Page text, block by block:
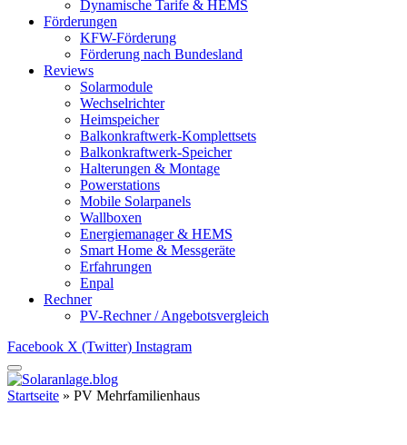
Dynamische Tarife & HEMS
Förderungen
KFW-Förderung
Förderung nach Bundesland
Reviews
Solarmodule
Wechselrichter
Heimspeicher
Balkonkraftwerk-Komplettsets
Balkonkraftwerk-Speicher
Halterungen & Montage
Powerstations
Mobile Solarpanels
Wallboxen
Energiemanager & HEMS
Smart Home & Messgeräte
Erfahrungen
Enpal
Rechner
PV-Rechner / Angebotsvergleich
Facebook X (Twitter) Instagram
Startseite » PV Mehrfamilienhaus